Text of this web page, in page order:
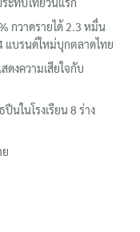
กวาดรายได้ 2.3 หมื่น
แบรนด์ใหม่บุกตลาดไทย
ดงความเสียใจกับ
นในโรงเรียน 8 ร่าง